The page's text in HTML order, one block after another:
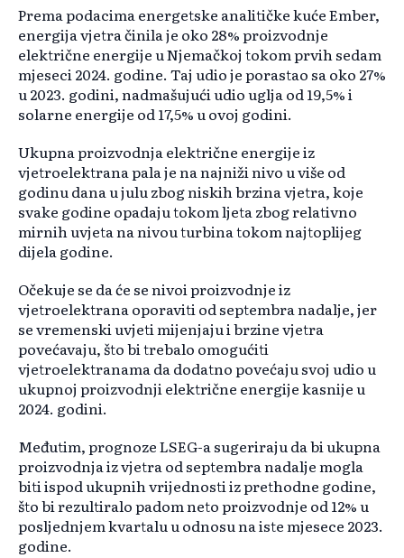
Prema podacima energetske analitičke kuće Ember,
energija vjetra činila je oko 28% proizvodnje
električne energije u Njemačkoj tokom prvih sedam
mjeseci 2024. godine. Taj udio je porastao sa oko 27%
u 2023. godini, nadmašujući udio uglja od 19,5% i
solarne energije od 17,5% u ovoj godini.
Ukupna proizvodnja električne energije iz
vjetroelektrana pala je na najniži nivo u više od
godinu dana u julu zbog niskih brzina vjetra, koje
svake godine opadaju tokom ljeta zbog relativno
mirnih uvjeta na nivou turbina tokom najtoplijeg
dijela godine.
Očekuje se da će se nivoi proizvodnje iz
vjetroelektrana oporaviti od septembra nadalje, jer
se vremenski uvjeti mijenjaju i brzine vjetra
povećavaju, što bi trebalo omogućiti
vjetroelektranama da dodatno povećaju svoj udio u
ukupnoj proizvodnji električne energije kasnije u
2024. godini.
Međutim, prognoze LSEG-a sugeriraju da bi ukupna
proizvodnja iz vjetra od septembra nadalje mogla
biti ispod ukupnih vrijednosti iz prethodne godine,
što bi rezultiralo padom neto proizvodnje od 12% u
posljednjem kvartalu u odnosu na iste mjesece 2023.
godine.